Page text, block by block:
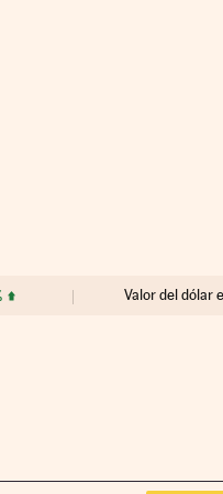
Valor del dólar